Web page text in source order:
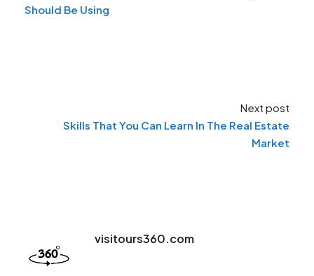
Should Be Using
Next post
Skills That You Can Learn In The Real Estate
Market
visitours360.com